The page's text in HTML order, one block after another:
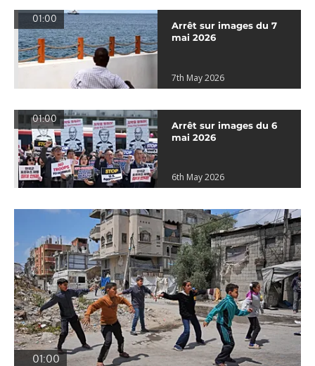
01:00
Arrêt sur images du 7
mai 2026
7th May 2026
01:00
Arrêt sur images du 6
mai 2026
6th May 2026
01:00